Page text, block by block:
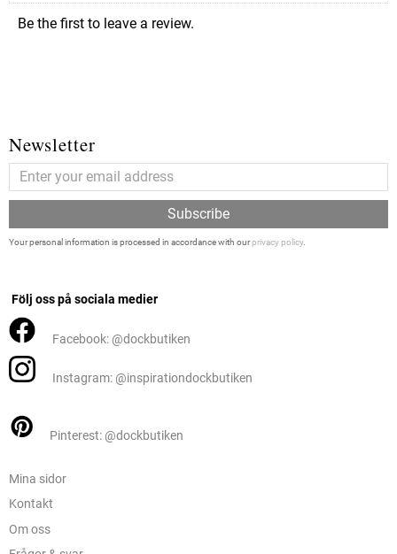
Be the first to leave a review.
Newsletter
Subscribe
Your personal information is processed in accordance with ourprivacy policy.
Följ oss på sociala medier
Facebook: @dockbutiken
Instagram: @inspirationdockbutiken
Pinterest: @dockbutiken
Mina sidor
Kontakt
Om oss